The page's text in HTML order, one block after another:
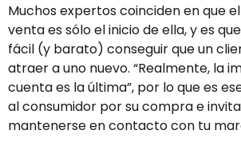
Muchos expertos coinciden en que
venta es sólo el inicio de ella, y es
fácil (y barato) conseguir que un
atraer a uno nuevo. “Realmente, la
cuenta es la última”, por lo que es
al consumidor por su compra e
mantenerse en contacto con tu